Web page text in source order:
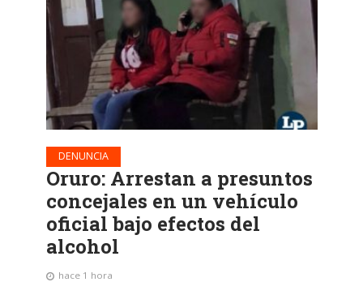
DENUNCIA
Oruro: Arrestan a presuntos
concejales en un vehículo
oficial bajo efectos del
alcohol
hace 1 hora